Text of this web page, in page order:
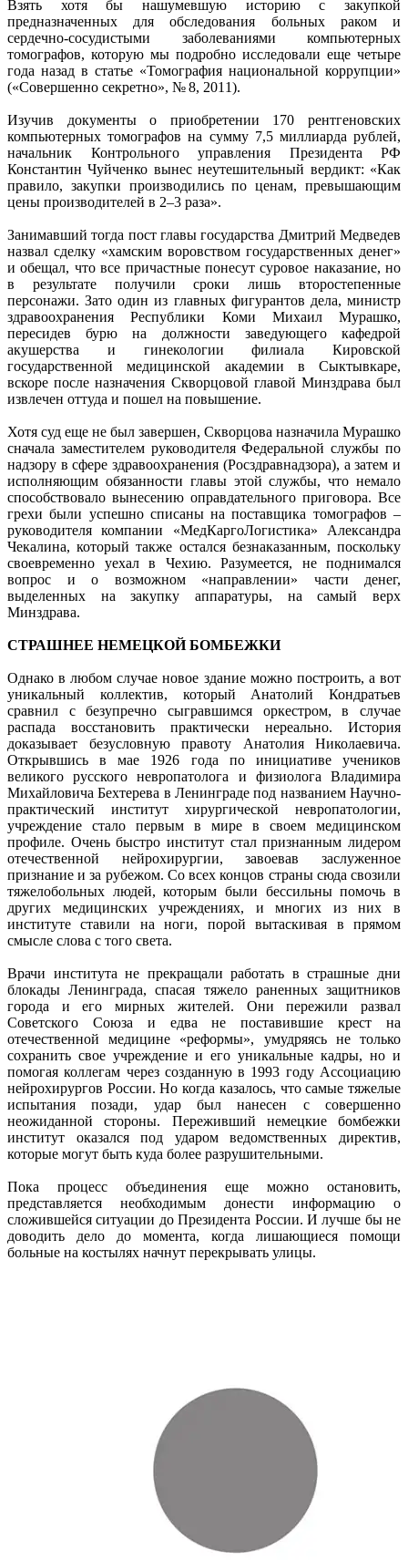
Взять хотя бы нашумевшую историю с закупкой
предназначенных для обследования больных раком и
сердечно-сосудистыми заболеваниями компьютерных
томографов, которую мы подробно исследовали еще четыре
года назад в статье «Томография национальной коррупции»
(«Совершенно секретно», № 8, 2011).
Изучив документы о приобретении 170 рентгеновских
компьютерных томографов на сумму 7,5 миллиарда рублей,
начальник Контрольного управления Президента РФ
Константин Чуйченко вынес неутешительный вердикт: «Как
правило, закупки производились по ценам, превышающим
цены производителей в 2–3 раза».
Занимавший тогда пост главы государства Дмитрий Медведев
назвал сделку «хамским воровством государственных денег»
и обещал, что все причастные понесут суровое наказание, но
в результате получили сроки лишь второстепенные
персонажи. Зато один из главных фигурантов дела, министр
здравоохранения Республики Коми Михаил Мурашко,
пересидев бурю на должности заведующего кафедрой
акушерства и гинекологии филиала Кировской
государственной медицинской академии в Сыктывкаре,
вскоре после назначения Скворцовой главой Минздрава был
извлечен оттуда и пошел на повышение.
Хотя суд еще не был завершен, Скворцова назначила Мурашко
сначала заместителем руководителя Федеральной службы по
надзору в сфере здравоохранения (Росздравнадзора), а затем и
исполняющим обязанности главы этой службы, что немало
способствовало вынесению оправдательного приговора. Все
грехи были успешно списаны на поставщика томографов –
руководителя компании «МедКаргоЛогистика» Александра
Чекалина, который также остался безнаказанным, поскольку
своевременно уехал в Чехию. Разумеется, не поднимался
вопрос и о возможном «направлении» части денег,
выделенных на закупку аппаратуры, на самый верх
Минздрава.
СТРАШНЕЕ НЕМЕЦКОЙ БОМБЕЖКИ
Однако в любом случае новое здание можно построить, а вот
уникальный коллектив, который Анатолий Кондратьев
сравнил с безупречно сыгравшимся оркестром, в случае
распада восстановить практически нереально. История
доказывает безусловную правоту Анатолия Николаевича.
Открывшись в мае 1926 года по инициативе учеников
великого русского невропатолога и физиолога Владимира
Михайловича Бехтерева в Ленинграде под названием Научно-
практический институт хирургической невропатологии,
учреждение стало первым в мире в своем медицинском
профиле. Очень быстро институт стал признанным лидером
отечественной нейрохирургии, завоевав заслуженное
признание и за рубежом. Со всех концов страны сюда свозили
тяжелобольных людей, которым были бессильны помочь в
других медицинских учреждениях, и многих из них в
институте ставили на ноги, порой вытаскивая в прямом
смысле слова с того света.
Врачи института не прекращали работать в страшные дни
блокады Ленинграда, спасая тяжело раненных защитников
города и его мирных жителей. Они пережили развал
Советского Союза и едва не поставившие крест на
отечественной медицине «реформы», умудряясь не только
сохранить свое учреждение и его уникальные кадры, но и
помогая коллегам через созданную в 1993 году Ассоциацию
нейрохирургов России. Но когда казалось, что самые тяжелые
испытания позади, удар был нанесен с совершенно
неожиданной стороны. Переживший немецкие бомбежки
институт оказался под ударом ведомственных директив,
которые могут быть куда более разрушительными.
Пока процесс объединения еще можно остановить,
представляется необходимым донести информацию о
сложившейся ситуации до Президента России. И лучше бы не
доводить дело до момента, когда лишающиеся помощи
больные на костылях начнут перекрывать улицы.